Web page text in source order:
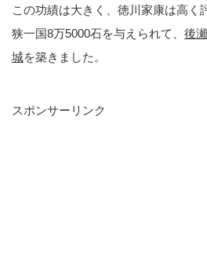
この功績は大きく、徳川家康は高く
狭一国8万5000石を与えられて、 後
城を築きました。
スポンサーリンク